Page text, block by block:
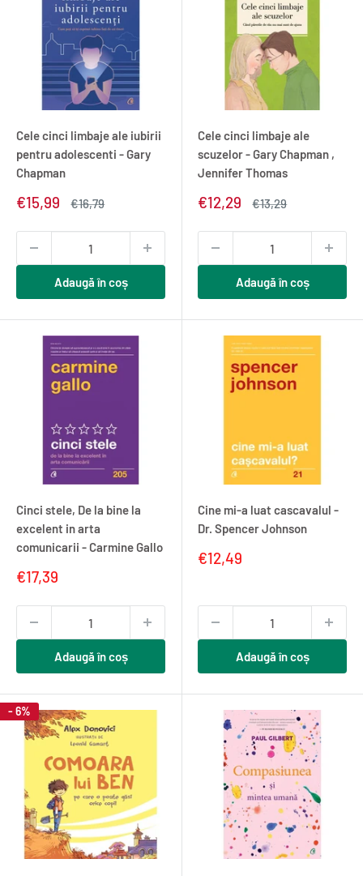
Cele cinci limbaje ale iubirii
pentru adolescenti - Gary
Chapman
Pret
€15,99
Pret
€16,79
Adaugă în coș
Cele cinci limbaje ale
scuzelor - Gary Chapman ,
Jennifer Thomas
Pret
€12,29
Pret
€13,29
Adaugă în coș
Cinci stele, De la bine la
excelent in arta
comunicarii - Carmine Gallo
Pret
€17,39
Adaugă în coș
Cine mi-a luat cascavalul -
Dr. Spencer Johnson
Pret
€12,49
Adaugă în coș
- 6%